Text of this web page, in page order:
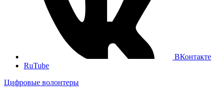
ВКонтакте
RuTube
Цифровые волонтеры